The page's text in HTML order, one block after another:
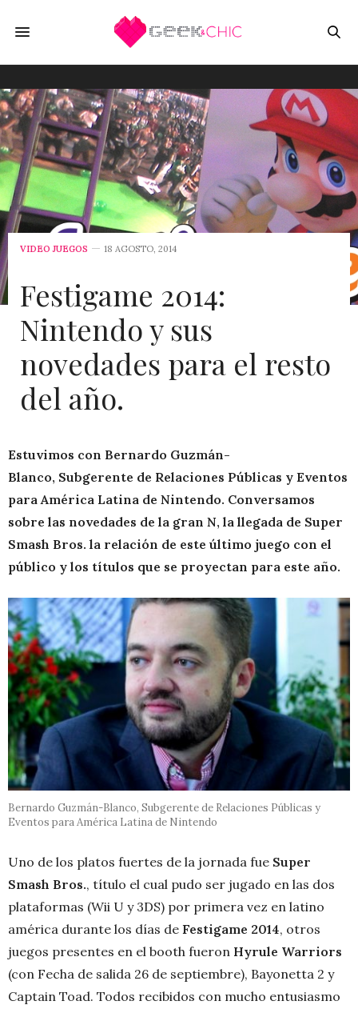
VIDEO JUEGOS 18 AGOSTO, 2014
Festigame 2014:
Nintendo y sus
novedades para el resto
del año.
Estuvimos con Bernardo Guzmán-
Blanco, Subgerente de Relaciones Públicas y Eventos
para América Latina de Nintendo. Conversamos
sobre las novedades de la gran N, la llegada de Super
Smash Bros. la relación de este último juego con el
público y los títulos que se proyectan para este año.
Bernardo Guzmán-Blanco, Subgerente de Relaciones Públicas y
Eventos para América Latina de Nintendo
Uno de los platos fuertes de la jornada fue Super
Smash Bros., título el cual pudo ser jugado en las dos
plataformas (Wii U y 3DS) por primera vez en latino
américa durante los días de Festigame 2014, otros
juegos presentes en el booth fueron Hyrule Warriors
(con Fecha de salida 26 de septiembre), Bayonetta 2 y
Captain Toad. Todos recibidos con mucho entusiasmo